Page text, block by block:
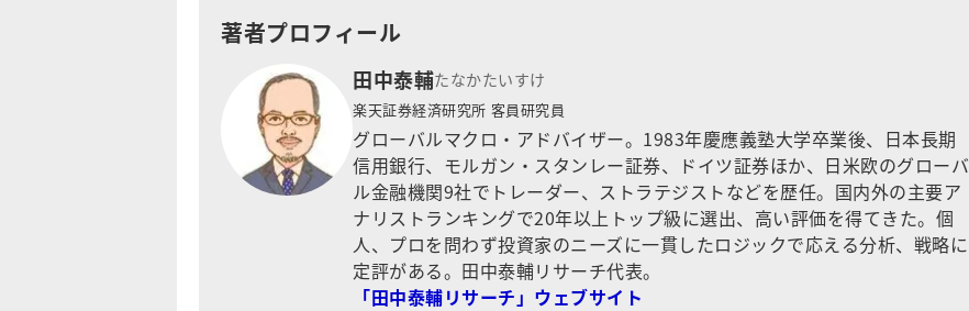
著者プロフィール
田中泰輔たなかたいすけ
楽天証券経済研究所 客員研究員
グローバルマクロ・アドバイザー。1983年慶應義塾大学卒業後、日本長期
信用銀行、モルガン・スタンレー証券、ドイツ証券ほか、日米欧のグローバ
ル金融機関9社でトレーダー、ストラテジストなどを歴任。国内外の主要ア
ナリストランキングで20年以上トップ級に選出、高い評価を得てきた。個
人、プロを問わず投資家のニーズに一貫したロジックで応える分析、戦略に
定評がある。田中泰輔リサーチ代表。
「田中泰輔リサーチ」ウェブサイト